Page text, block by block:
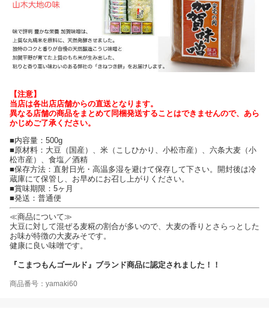
【注意】
当店は各出店店舗からの直送となります。
異なる店舗の商品をまとめて同梱発送することはできませんので、あら
かじめご了承ください。
■内容量：500g
■原材料：大豆（国産）、米（こしひかり、小松市産）、六条大麦（小
松市産）、食塩／酒精
■保存方法：直射日光・高温多湿を避けて保存して下さい。開封後は冷
蔵庫にて保管し、お早めにお召し上がりください。
■賞味期限：5ヶ月
■発送：普通便
≪商品について≫
大豆に対して混ぜる麦糀の割合が多いので、大麦の香りとさらっとした
お味が特徴の大麦みそです。
健康に良い味噌です。
『こまつもんゴールド』ブランド商品に認定されました！！
商品番号：yamaki60